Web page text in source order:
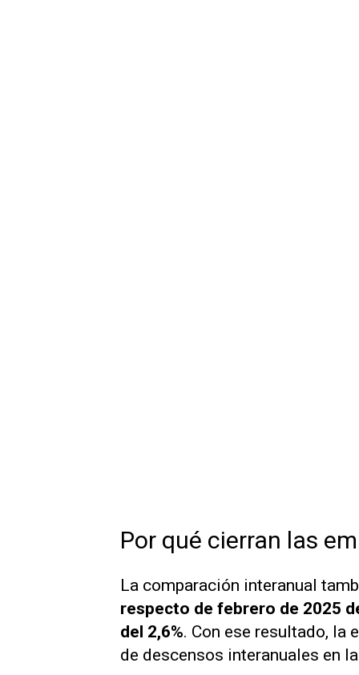
Por qué cierran las
La comparación interanual
respecto de febrero de 2025
del 2,6%. Con ese resultado, la
de descensos interanuales en